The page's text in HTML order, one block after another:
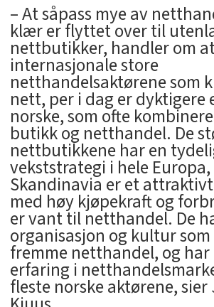
– At såpass mye av
klær er flyttet over til
nettbutikker, handler om
internasjonale store
netthandelsaktørene som
nett, per i dag er dyktigere
norske, som ofte
butikk og netthandel. De
nettbutikkene har en
vekststrategi i hele
Skandinavia er et
med høy kjøpekraft og
er vant til netthandel. De
organisasjon og kultur
fremme netthandel, og har
erfaring i
fleste norske aktørene,